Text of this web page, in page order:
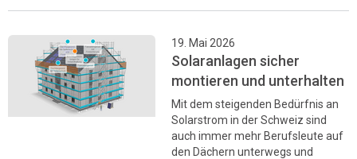
19. Mai 2026
Solaranlagen sicher
montieren und unterhalten
Mit dem steigenden Bedürfnis an
Solarstrom in der Schweiz sind
auch immer mehr Berufsleute auf
den Dächern unterwegs und